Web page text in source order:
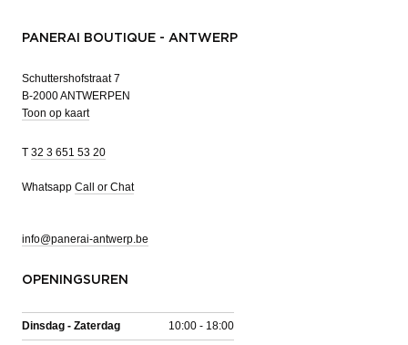
PANERAI BOUTIQUE - ANTWERP
Schuttershofstraat 7
B-2000 ANTWERPEN
Toon op kaart
T 32 3 651 53 20
Whatsapp Call or Chat
info@panerai-antwerp.be
OPENINGSUREN
Dinsdag - Zaterdag 10:00 - 18:00